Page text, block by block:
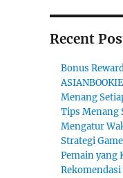
Recent
Bonus
Menang
Tips Menang
Mengatur
Strategi
Pemain yang